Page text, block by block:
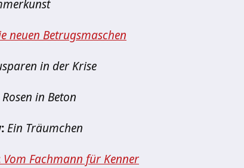
neuen Betrugsmaschen
in der Krise
Rosen in Beton
Ein Träumchen
Vom Fachmann für Kenner